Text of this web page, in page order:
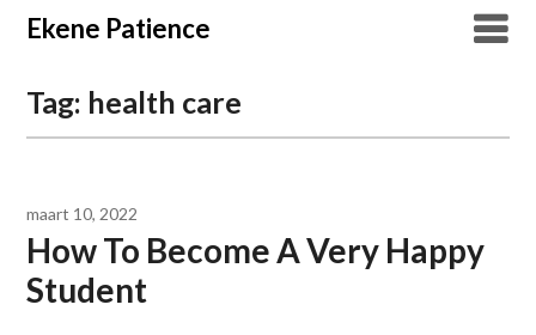
Overslaan
naar
Ekene Patience
Tag: health care
maart 10, 2022
How To Become A Very Happy
Student